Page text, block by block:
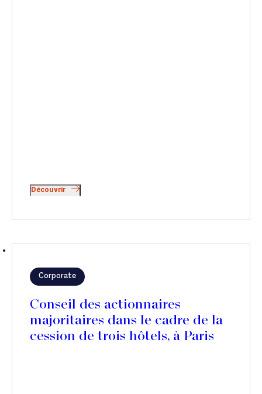
Découvrir
Corporate
Conseil des actionnaires
majoritaires dans le cadre de la
cession de trois hôtels, à Paris